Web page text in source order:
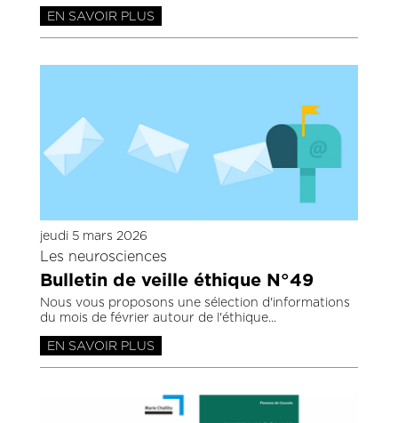
EN SAVOIR PLUS
jeudi 5 mars 2026
Les neurosciences
Bulletin de veille éthique N°49
Nous vous proposons une sélection d'informations
du mois de février autour de l'éthique
EN SAVOIR PLUS